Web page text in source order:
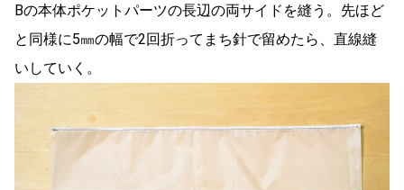
Bの本体ポケットパーツの長辺の両サイドを縫う。先ほど
と同様に5㎜の幅で2回折ってまち針で留めたら、直線縫
いしていく。